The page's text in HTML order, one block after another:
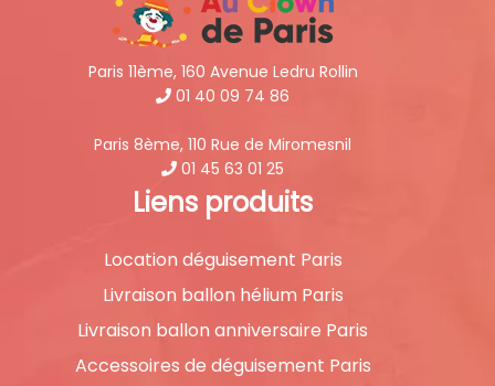
Paris 11ème, 160 Avenue Ledru Rollin
01 40 09 74 86
Paris 8ème, 110 Rue de Miromesnil
01 45 63 01 25
Liens produits
Location déguisement Paris
Livraison ballon hélium Paris
Livraison ballon anniversaire Paris
Accessoires de déguisement Paris